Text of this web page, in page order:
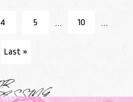
4 5 10
Last »